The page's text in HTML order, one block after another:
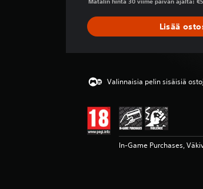
t
e
u
a
Lisää
Valinnaisia pelin sisäisiä
In-Game Purchases,